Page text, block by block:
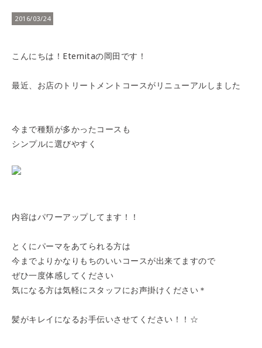
2016/03/24
こんにちは！Eternitaの岡田です！
最近、お店のトリートメントコースがリニューアルしました
今まで種類が多かったコースも
シンプルに選びやすく
内容はパワーアップしてます！！
とくにパーマをあてられる方は
今までよりかなりもちのいいコースが出来てますので
ぜひ一度体感してください
気になる方は気軽にスタッフにお声掛けください＊
髪がキレイになるお手伝いさせてください！！☆